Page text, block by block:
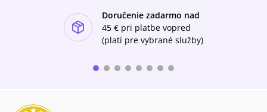
Doručenie zadarmo nad
45 € pri platbe vopred
(platí pre vybrané služby)